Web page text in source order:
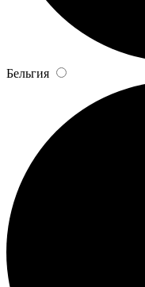
Бельгия